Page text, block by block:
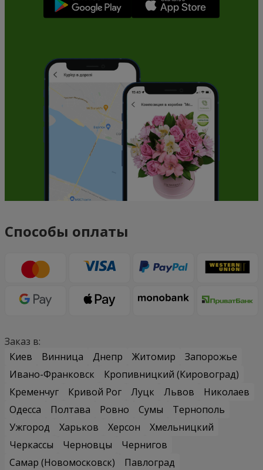
Способы оплаты
Заказ в:
Киев
Винница Днепр Житомир
Запорожье
Ивано-Франковск
Кропивницкий (Кировоград)
Кременчуг
Кривой Рог Луцк Львов
Николаев
Одесса
Полтава Ровно Сумы
Тернополь
Ужгород
Харьков Херсон
Хмельницкий
Черкассы
Черновцы
Чернигов
Самар (Новомосковск)
Павлоград